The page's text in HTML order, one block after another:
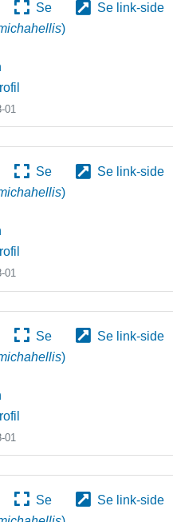
Se
Se link-side
)
01
Se
Se link-side
)
01
Se
Se link-side
)
01
Se
Se link-side